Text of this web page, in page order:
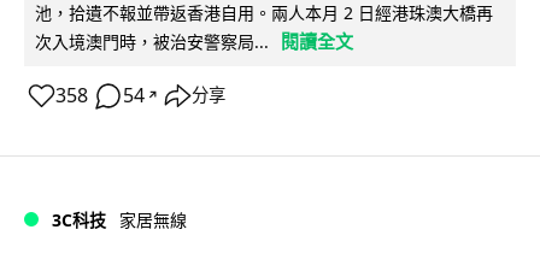
池，拾遺不報並帶返香港自用。兩人本月 2 日經港珠澳大橋再
次入境澳門時，被治安警察局...
閱讀全文
358 54 ↗ 分享
3C科技 家居無線